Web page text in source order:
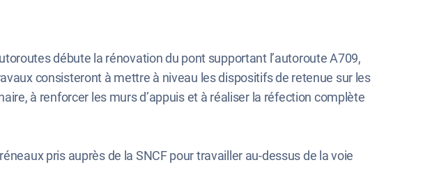
débute la rénovation du pont supportant l’autoroute A709,
consisteront à mettre à niveau les dispositifs de retenue sur les
à renforcer les murs d’appuis et à réaliser la réfection complète
pris auprès de la SNCF pour travailler au-dessus de la voie